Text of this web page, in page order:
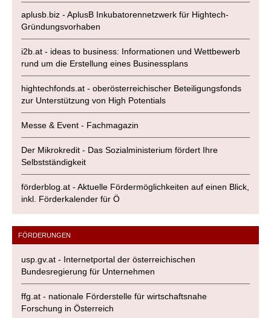
aplusb.biz - AplusB Inkubatorennetzwerk für Hightech-
Gründungsvorhaben
i2b.at - ideas to business: Informationen und Wettbewerb
rund um die Erstellung eines Businessplans
hightechfonds.at - oberösterreichischer Beteiligungsfonds
zur Unterstützung von High Potentials
Messe & Event - Fachmagazin
Der Mikrokredit - Das Sozialministerium fördert Ihre
Selbstständigkeit
förderblog.at - Aktuelle Fördermöglichkeiten auf einen Blick,
inkl. Förderkalender für Ö
FÖRDERUNGEN
usp.gv.at - Internetportal der österreichischen
Bundesregierung für Unternehmen
ffg.at - nationale Förderstelle für wirtschaftsnahe
Forschung in Österreich